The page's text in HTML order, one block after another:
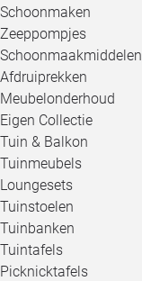
Schoonmaken
Zeeppompjes
Schoonmaakmiddelen
Afdruiprekken
Meubelonderhoud
Eigen Collectie
Tuin & Balkon
Tuinmeubels
Loungesets
Tuinstoelen
Tuinbanken
Tuintafels
Picknicktafels